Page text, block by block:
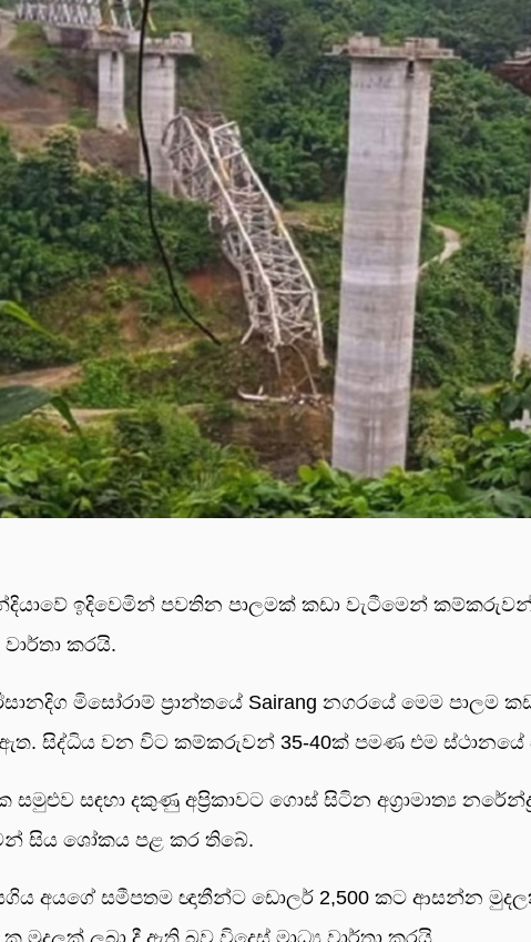
ඉදිවෙමින් පවතින පාලමක් කඩා වැටීමෙන්
වාර්තා කරයි.
මිසෝරාම් ප්‍රාන්තයේ Sairang නගරයේ මෙම පාලම
ඇත. සිද්ධිය වන විට කම්කරුවන් 35-40ක් පමණ එම
සමුළුව සඳහා දකුණු අප්‍රිකාවට ගොස් සිටින අග්‍රාමාත්‍ය
සිය ශෝකය පළ කර තිබේ.
අයගේ සමීපතම ඥාතීන්ට ඩොලර් 2,500 කට ආසන්න
මුදලක් ලබා දී ඇති බව විදෙස් මාධ්‍ය වාර්තා කරයි.